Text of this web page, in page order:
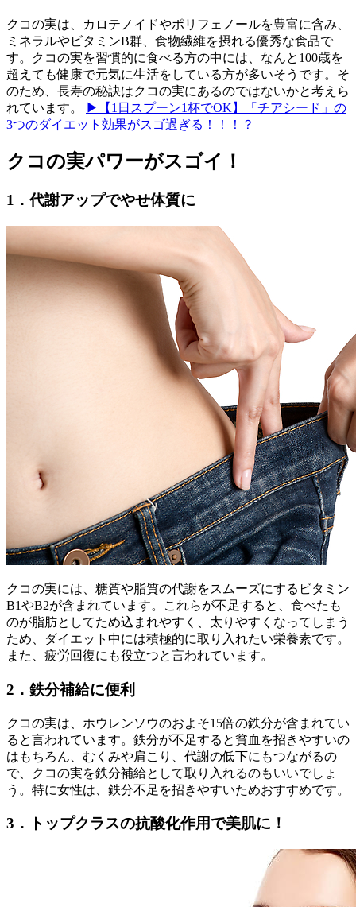
クコの実は、カロテノイドやポリフェノールを豊富に含み、
ミネラルやビタミンB群、食物繊維を摂れる優秀な食品で
す。クコの実を習慣的に食べる方の中には、なんと100歳を
超えても健康で元気に生活をしている方が多いそうです。そ
のため、長寿の秘訣はクコの実にあるのではないかと考えら
れています。
▶【1日スプーン1杯でOK】「チアシード」の
3つのダイエット効果がスゴ過ぎる！！！？
クコの実パワーがスゴイ！
1．代謝アップでやせ体質に
クコの実には、糖質や脂質の代謝をスムーズにするビタミン
B1やB2が含まれています。これらが不足すると、食べたも
のが脂肪としてため込まれやすく、太りやすくなってしまう
ため、ダイエット中には積極的に取り入れたい栄養素です。
また、疲労回復にも役立つと言われています。
2．鉄分補給に便利
クコの実は、ホウレンソウのおよそ15倍の鉄分が含まれてい
ると言われています。鉄分が不足すると貧血を招きやすいの
はもちろん、むくみや肩こり、代謝の低下にもつながるの
で、クコの実を鉄分補給として取り入れるのもいいでしょ
う。特に女性は、鉄分不足を招きやすいためおすすめです。
3．トップクラスの抗酸化作用で美肌に！